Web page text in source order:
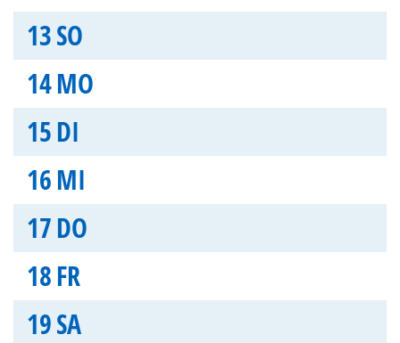
13SO
14MO
15DI
16MI
17DO
18FR
19SA